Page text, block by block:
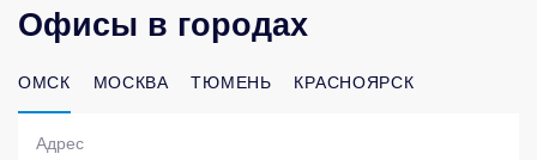
Офисы в городах
ОМСК МОСКВА ТЮМЕНЬ КРАСНОЯРСК
Адрес